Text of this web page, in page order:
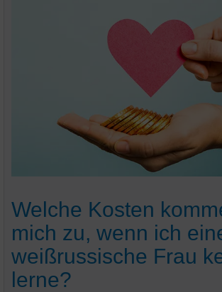
Welche Kosten
mich zu, wenn ich
weißrussische Frau
lerne?